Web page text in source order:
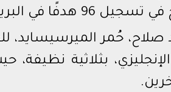
في البريميرليج مع الريدز.
حُمر الميرسيسايد،
بثلاثية